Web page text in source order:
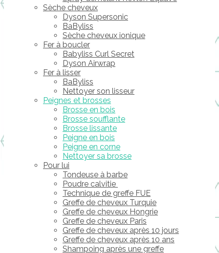
Sèche cheveux
Dyson Supersonic
BaByliss
Sèche cheveux ionique
Fer à boucler
Babyliss Curl Secret
Dyson Airwrap
Fer à lisser
BaByliss
Nettoyer son lisseur
Peignes et brosses
Brosse en bois
Brosse soufflante
Brosse lissante
Peigne en bois
Peigne en corne
Nettoyer sa brosse
Pour lui
Tondeuse à barbe
Poudre calvitie
Technique de greffe FUE
Greffe de cheveux Turquie
Greffe de cheveux Hongrie
Greffe de cheveux Paris
Greffe de cheveux après 10 jours
Greffe de cheveux après 10 ans
Shampoing après une greffe